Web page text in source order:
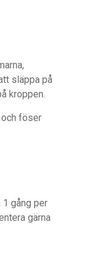
släppa på
kroppen.
och föser
gång per
gärna